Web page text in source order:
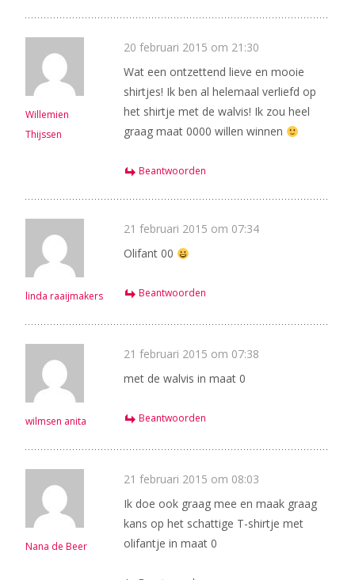
Willemien
Thijssen
20 februari 2015 om 21:30
Wat een ontzettend lieve en mooie
shirtjes! Ik ben al helemaal verliefd op
het shirtje met de walvis! Ik zou heel
graag maat 0000 willen winnen
Beantwoorden
linda raaijmakers
21 februari 2015 om 07:34
Olifant 00
Beantwoorden
wilmsen anita
21 februari 2015 om 07:38
met de walvis in maat 0
Beantwoorden
Nana de Beer
21 februari 2015 om 08:03
Ik doe ook graag mee en maak graag
kans op het schattige T-shirtje met
olifantje in maat 0